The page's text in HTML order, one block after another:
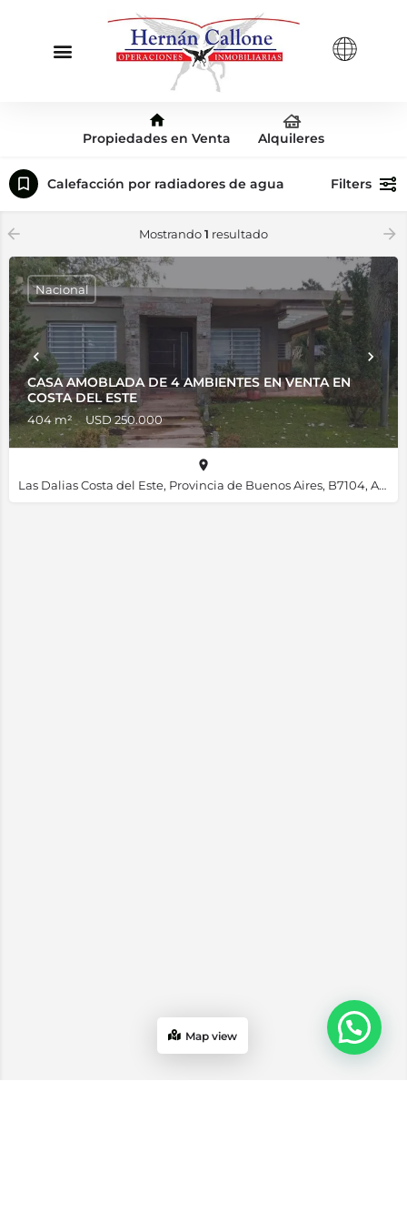
Propiedades en Venta Alquileres
Calefacción por radiadores de agua Filters
Mostrando1 resultado
CASA AMOBLADA DE 4 AMBIENTES EN VENTA EN
COSTA DEL ESTE
404 m² USD 250.000
Nacional
Las Dalias Costa del Este, Provincia de Buenos Aires, B7104, Argentina, -36.60941, -56.69708
Map view